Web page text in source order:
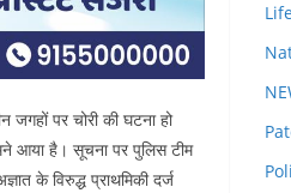
जगहों पर चोरी की घटना हो
आया है। सूचना पर पुलिस टीम
के विरुद्ध प्राथमिकी दर्ज